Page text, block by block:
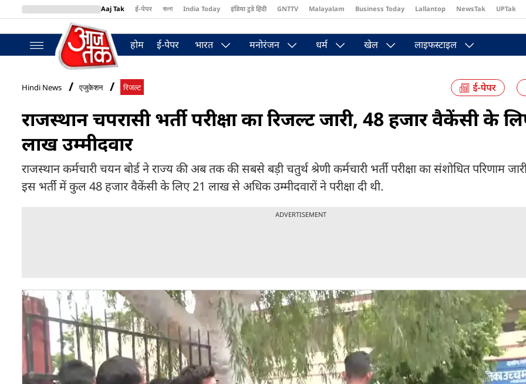
Aaj Tak ई-पेपर বাংলা India Today इंडिया टुडे हिंदी GNTTV Malayalam Business Today Lallantop NewsTak UPTak
BT Bazaar
होम ई-पेपर भारत मनोरंजन धर्म खेल लाइफस्टाइल
Hindi News एजुकेशन रिजल्ट
राजस्थान चपरासी भर्ती परीक्षा का रिजल्ट जारी, 48 हजार वैकेंसी के
लाख उम्मीदवार
राजस्थान कर्मचारी चयन बोर्ड ने राज्य की अब तक की सबसे बड़ी चतुर्थ श्रेणी कर्मचारी भर्ती परीक्षा का संशोधित परिणाम
इस भर्ती में कुल 48 हजार वैकेंसी के लिए 21 लाख से अधिक उम्मीदवारों ने परीक्षा दी थी.
ADVERTISEMENT